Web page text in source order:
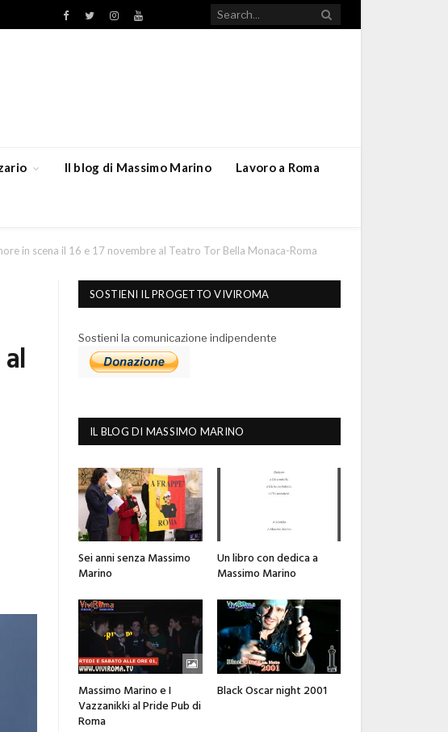
Facebook
TwitterInstagramYouTube
Il blog di Massimo Marino Lavoro a Roma
in scena il 16 e 17 novembre al Teatro Tor Bella Monaca-Roma
SOSTIENI IL PROGETTO VIVIROMA
Sostieni la comunicazione indipendente
IL BLOG DI MASSIMO MARINO
Sei anni senza Massimo
Marino
Un libro con dedica a
Massimo Marino
Massimo Marino e I
Vazzanikki al Pride Pub di
Roma
Black Oscar night 2001